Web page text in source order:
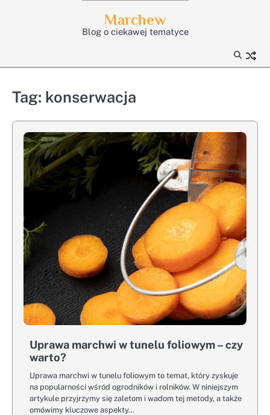
Marchew
Blog o ciekawej tematyce
Tag: konserwacja
Uprawa marchwi w tunelu foliowym – czy
warto?
Uprawa marchwi w tunelu foliowym to temat, który zyskuje
na popularności wśród ogrodników i rolników. W niniejszym
artykule przyjrzymy się zaletom i wadom tej metody, a także
omówimy kluczowe aspekty…